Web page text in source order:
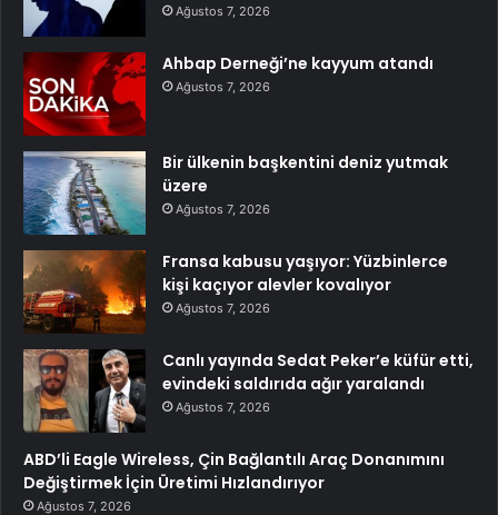
Ağustos 7, 2026
Ahbap Derneği’ne kayyum atandı
Ağustos 7, 2026
Bir ülkenin başkentini deniz yutmak
üzere
Ağustos 7, 2026
Fransa kabusu yaşıyor: Yüzbinlerce
kişi kaçıyor alevler kovalıyor
Ağustos 7, 2026
Canlı yayında Sedat Peker’e küfür etti,
evindeki saldırıda ağır yaralandı
Ağustos 7, 2026
ABD’li Eagle Wireless, Çin Bağlantılı Araç Donanımını
Değiştirmek İçin Üretimi Hızlandırıyor
Ağustos 7, 2026